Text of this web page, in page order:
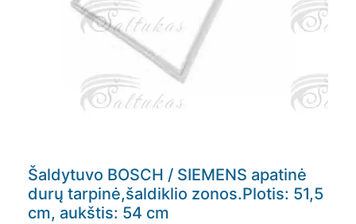
Šaldytuvo BOSCH / SIEMENS apatinė
durų tarpinė,šaldiklio zonos.Plotis: 51,5
cm, aukštis: 54 cm